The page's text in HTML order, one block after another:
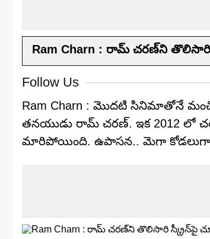
Ram Charn : రామ్ చ‌ర‌ణ్‌ని
Follow Us
Ram Charn : మొదటి సినిమాతోనే మంచి
త‌న‌యుడు రామ్ చ‌ర‌ణ్‌. ఇక 2012 లో
మారిపోయింది. ఉపాసన.. మెగా కోడలుగా,